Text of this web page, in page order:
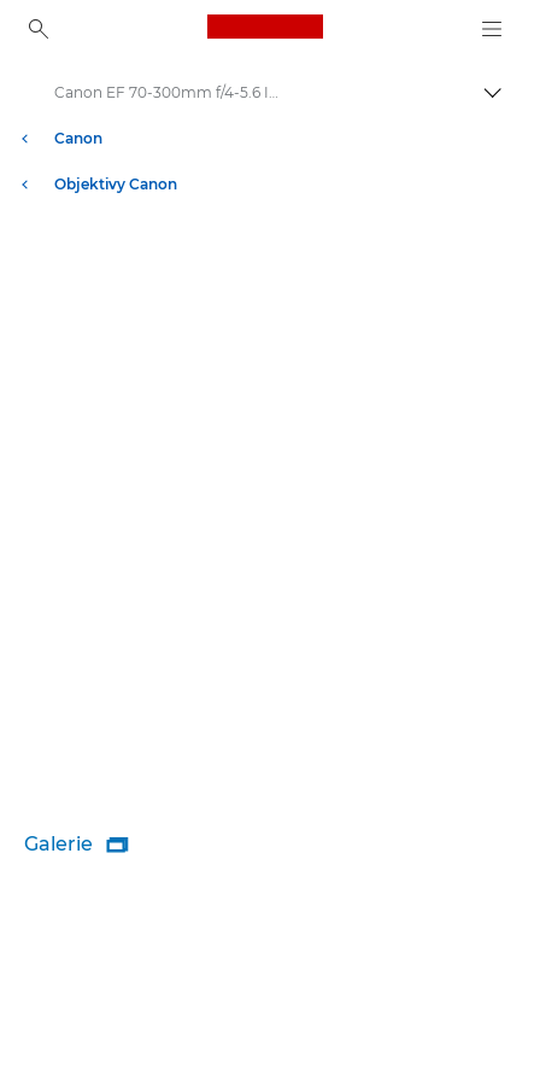
Canon Logo, back to
Canon
Objektivy Canon
Canon EF 70-300mm f/4-5.6 IS USM - Lenses - Camera & Photo lenses
Galerie 